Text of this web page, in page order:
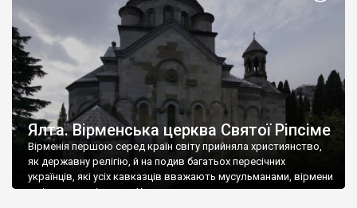
Ялта. Вірменська церква Святої Ріпсіме
Вірменія першою серед країн світу прийняла християнство,
як державну релігію, й на подив багатьох пересічних
українців, які усіх кавказців вважають мусульманами, вірмени
є відданими вірянами Христа